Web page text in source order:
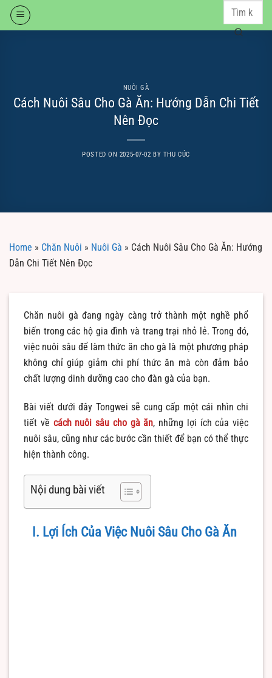
Skip
NUÔI GÀ
Cách Nuôi Sâu Cho Gà Ăn: Hướng Dẫn Chi Tiết
Nên Đọc
POSTED ON 2025-07-02 BY THU CÚC
Home » Chăn Nuôi » Nuôi Gà » Cách Nuôi Sâu Cho Gà Ăn: Hướng
Dẫn Chi Tiết Nên Đọc
Chăn nuôi gà đang ngày càng trở thành một nghề phổ
biến trong các hộ gia đình và trang trại nhỏ lẻ. Trong đó,
việc nuôi sâu để làm thức ăn cho gà là một phương pháp
không chỉ giúp giảm chi phí thức ăn mà còn đảm bảo
chất lượng dinh dưỡng cao cho đàn gà của bạn.
Bài viết dưới đây Tongwei sẽ cung cấp một cái nhìn chi
tiết về cách nuôi sâu cho gà ăn, những lợi ích của việc
nuôi sâu, cũng như các bước cần thiết để bạn có thể thực
hiện thành công.
Nội dung bài viết
I. Lợi Ích Của Việc Nuôi Sâu Cho Gà Ăn